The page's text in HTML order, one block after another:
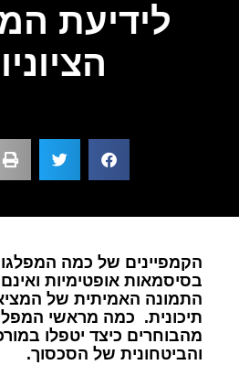
לידיעת
הקמפיינים של כמה
בסיסמאות אופטימיות
התמונה האמיתית של
תיכונית. כמה מראשי
מהבוחרים כיצד יטפלו
והביטחונית של הסכסוך.